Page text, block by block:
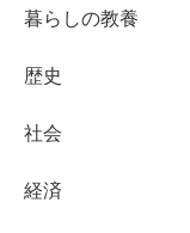
暮らしの教養
歴史
社会
経済